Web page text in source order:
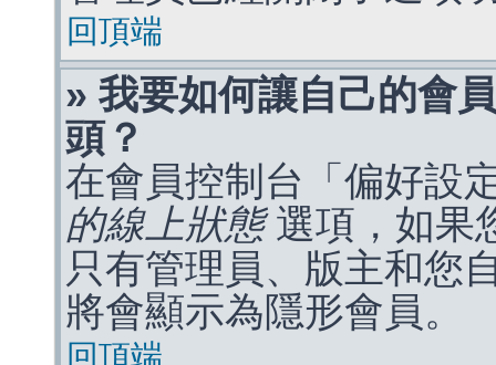
回頂端
» 我要如何讓自己的會
頭？
在會員控制台「偏好設
的線上狀態選項，如果
只有管理員、版主和您
將會顯示為隱形會員。
回頂端